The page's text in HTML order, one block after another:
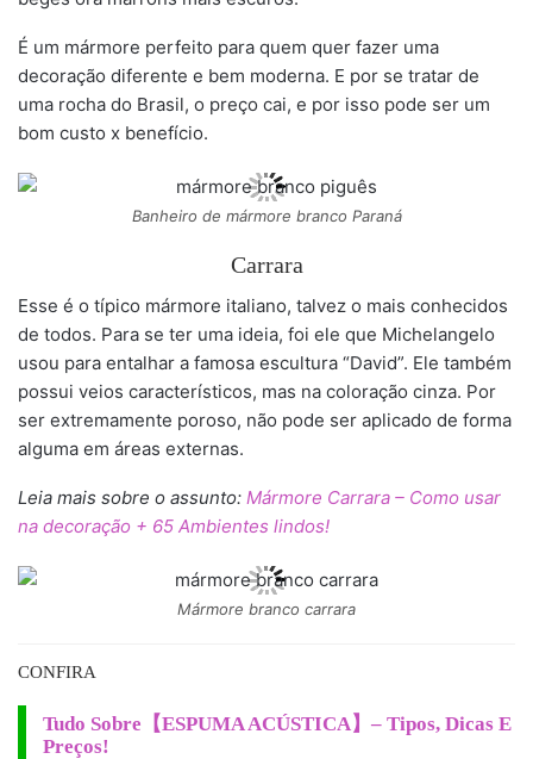
É um mármore perfeito para quem quer fazer uma
decoração diferente e bem moderna. E por se tratar de
uma rocha do Brasil, o preço cai, e por isso pode ser um
bom custo x benefício.
Banheiro de mármore branco Paraná
Carrara
Esse é o típico mármore italiano, talvez o mais conhecidos
de todos. Para se ter uma ideia, foi ele que Michelangelo
usou para entalhar a famosa escultura “David”. Ele também
possui veios característicos, mas na coloração cinza. Por
ser extremamente poroso, não pode ser aplicado de forma
alguma em áreas externas.
Leia mais sobre o assunto: Mármore Carrara – Como usar
na decoração + 65 Ambientes lindos!
Mármore branco carrara
CONFIRA
Tudo Sobre【ESPUMA ACÚSTICA】– Tipos, Dicas E
Preços!